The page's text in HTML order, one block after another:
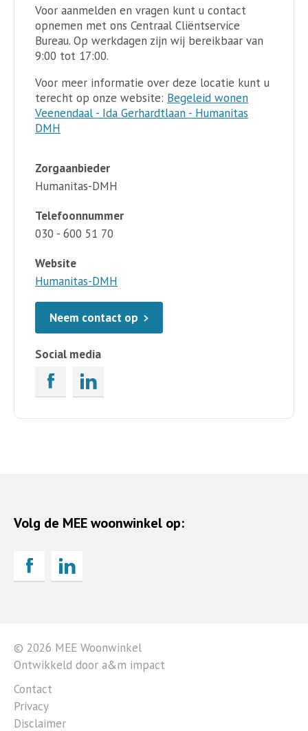
Voor aanmelden en vragen kunt u contact
opnemen met ons Centraal Cliëntservice
Bureau. Op werkdagen zijn wij bereikbaar van
9:00 tot 17:00.
Voor meer informatie over deze locatie kunt u
terecht op onze website: Begeleid wonen
Veenendaal - Ida Gerhardtlaan - Humanitas
DMH
Zorgaanbieder
Humanitas-DMH
Telefoonnummer
030 - 600 51 70
Website
Humanitas-DMH
Neem contact op
Social media
Volg de MEE woonwinkel op:
© 2026 MEE Woonwinkel
Ontwikkeld door a&m impact
Contact
Privacy
Disclaimer